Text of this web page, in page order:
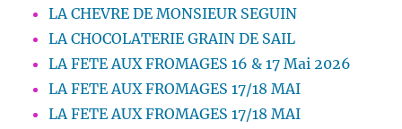
LA CHEVRE DE MONSIEUR SEGUIN
LA CHOCOLATERIE GRAIN DE SAIL
LA FETE AUX FROMAGES 16 & 17 Mai 2026
LA FETE AUX FROMAGES 17/18 MAI
LA FETE AUX FROMAGES 17/18 MAI